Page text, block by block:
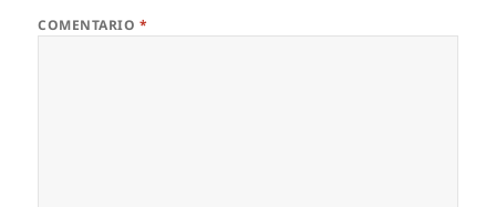
COMENTARIO *